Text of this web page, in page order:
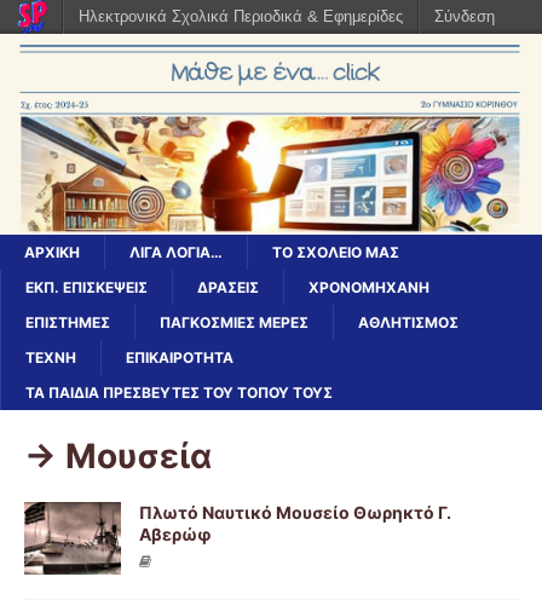
ΑΡΧΙΚΉ ΛΊΓΑ ΛΌΓΙΑ…
ΤΟ ΣΧΟΛΕΊΟ ΜΑΣ
ΕΚΠ. ΕΠΙΣΚΈΨΕΙΣ
ΔΡΆΣΕΙΣ
ΧΡΟΝΟΜΗΧΑΝΗ
ΕΠΙΣΤΉΜΕΣ
ΠΑΓΚΌΣΜΙΕΣ ΜΈΡΕΣ
ΑΘΛΗΤΙΣΜΟΣ
ΤΕΧΝΗ
ΕΠΙΚΑΙΡΟΤΗΤΑ
ΤΑ ΠΑΙΔΙΆ ΠΡΕΣΒΕΥΤΈΣ ΤΟΥ ΤΌΠΟΥ ΤΟΥΣ
-> Μουσεία
Πλωτό Ναυτικό Μουσείο Θωρηκτό Γ.
Αβερώφ
Ηλεκτρονικά Σχολικά Περιοδικά & Εφημερίδες Σύνδεση